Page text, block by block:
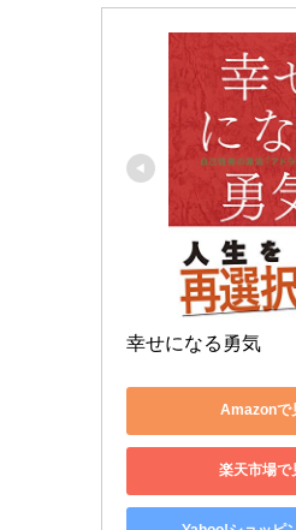
幸せになる勇気
Amazonで
楽天市場で